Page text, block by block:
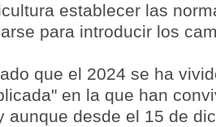
establecer las
para introducir los
que el 2024 se ha
en la que han
aunque desde el 15 de